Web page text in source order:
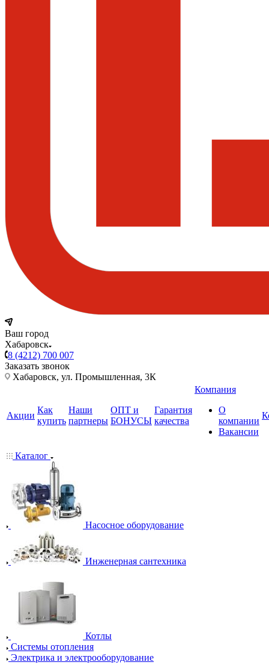
Ваш город
Хабаровск
8 (4212) 700 007
Заказать звонок
Хабаровск, ул. Промышленная, 3К
Акции
Как
купить
Наши
партнеры
ОПТ и
БОНУСЫ
Гарантия
качества
Компания
О
компании
Вакансии
Каталог
Насосное оборудование
Инженерная сантехника
Котлы
Системы отопления
Электрика и электрооборудование